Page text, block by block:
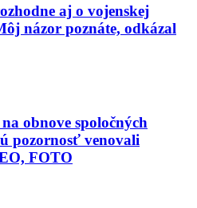
aj o vojenskej
názor poznáte, odkázal
obnove spoločných
pozornosť venovali
FOTO